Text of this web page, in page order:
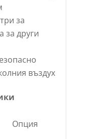
за
за други
въздух
Опция